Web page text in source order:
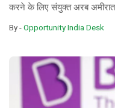
करने के लिए संयुक्त अरब
By -Opportunity India Desk